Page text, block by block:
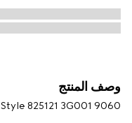
وصف المنتج
Style ‎825121 3G001 9060